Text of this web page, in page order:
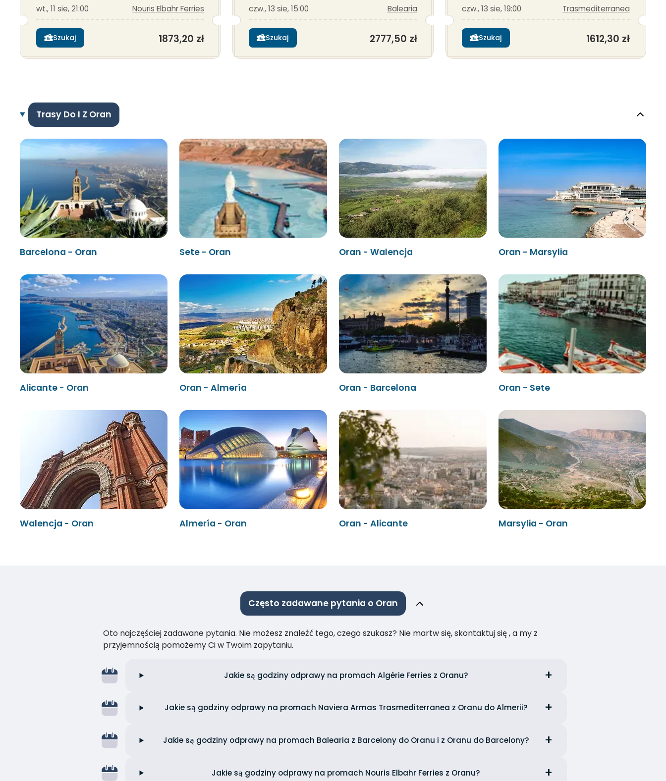
wt., 11 sie, 21:00 Nouris Elbahr Ferries
Szukaj 1873,20 zł
czw., 13 sie, 15:00 Balearia
Szukaj 2777,50 zł
czw., 13 sie, 19:00 Trasmediterranea
Szukaj 1612,30 zł
Trasy Do I Z Oran
Barcelona - Oran Sete - Oran Oran - Walencja Oran - Marsylia
Alicante - Oran Oran - Almería Oran - Barcelona Oran - Sete
Walencja - Oran Almería - Oran Oran - Alicante Marsylia - Oran
Często zadawane pytania o Oran
Oto najczęściej zadawane pytania. Nie możesz znaleźć tego, czego szukasz? Nie martw się, skontaktuj się , a my z
przyjemnością pomożemy Ci w Twoim zapytaniu.
Jakie są godziny odprawy na promach Algérie Ferries z Oranu?
Jakie są godziny odprawy na promach Naviera Armas Trasmediterranea z Oranu do Almerii?
Jakie są godziny odprawy na promach Balearia z Barcelony do Oranu i z Oranu do Barcelony?
Jakie są godziny odprawy na promach Nouris Elbahr Ferries z Oranu?